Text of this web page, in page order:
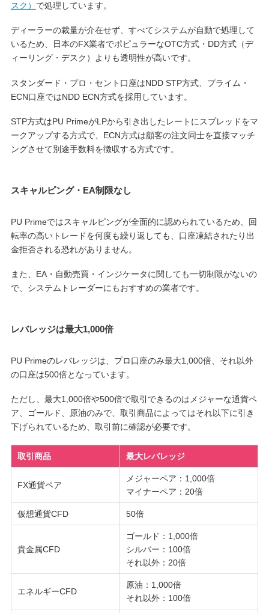
スク） で処理しています。
ディーラーの裁量が介在せず、すべてシステムが自動で処理して
いるため、日本のFX業者でポピュラーなOTC方式・DD方式（デ
ィーリング・デスク）よりも透明性が高いです。
スタンダード・プロ・セント口座はNDD STP方式、プライム・
ECN口座ではNDD ECN方式を採用しています。
STP方式はPU PrimeがLPから引き出したレートにスプレッドをマ
ークアップする方式で、ECN方式は顧客の注文同士を直接マッチ
ングさせて別途手数料を徴収する方式です。
スキャルピング・EA制限なし
PU Primeではスキャルピングが全面的に認められているため、回
転率の高いトレードを何度も繰り返しても、口座凍結されたり出
金拒否される恐れがありません。
また、EA・自動売買・インジケータに関しても一切制限がないの
で、システムトレーダーにもおすすめの業者です。
レバレッジは最大1,000倍
PU Primeのレバレッジは、プロ口座のみ最大1,000倍、それ以外
の口座は500倍となっています。
ただし、最大1,000倍や500倍で取引できるのはメジャーな通貨ペ
ア、ゴールド、原油のみで、取引商品によってはそれ以下に引き
下げられているため、取引前に確認が必要です。
取引商品 最大レバレッジ
FX通貨ペア
メジャーペア：1,000倍
マイナーペア：20倍
仮想通貨CFD 50倍
貴金属CFD
ゴールド：1,000倍
シルバー：100倍
それ以外：20倍
エネルギーCFD
原油：1,000倍
それ以外：100倍